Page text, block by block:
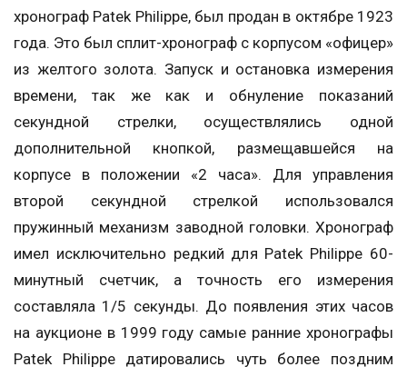
хронограф Patek Philippe, был продан в октябре 1923
года. Это был сплит-хронограф с корпусом «офицер»
из желтого золота. Запуск и остановка измерения
времени, так же как и обнуление показаний
секундной стрелки, осуществлялись одной
дополнительной кнопкой, размещавшейся на
корпусе в положении «2 часа». Для управления
второй секундной стрелкой использовался
пружинный механизм заводной головки. Хронограф
имел исключительно редкий для Patek Philippe 60-
минутный счетчик, а точность его измерения
составляла 1/5 секунды. До появления этих часов
на аукционе в 1999 году самые ранние хронографы
Patek Philippe датировались чуть более поздним